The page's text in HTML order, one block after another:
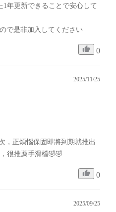
年更新できることで安心して
で是非加入してください
0
2025/11/25
，正煩惱保固即將到期就推出
很推薦手滑檔🤣🤣
0
2025/09/25